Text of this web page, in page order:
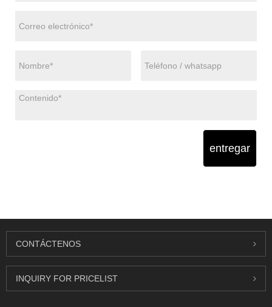
entregar
CONTÁCTENOS
INQUIRY FOR PRICELIST